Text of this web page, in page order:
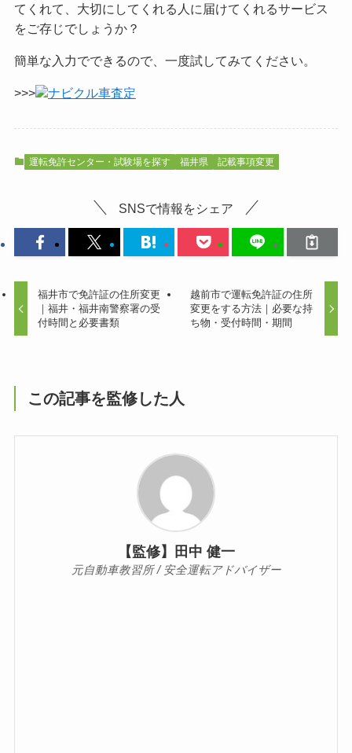
てくれて、大切にしてくれる人に届けてくれるサービス
をご存じでしょうか？
簡単な入力でできるので、一度試してみてください。
>>> ナビクル車査定
運転免許センター・試験場を探す 福井県 記載事項変更
SNSで情報をシェア
福井市で免許証の住所変更
｜福井・福井南警察署の受
付時間と必要書類
越前市で運転免許証の住所
変更をする方法｜必要な持
ち物・受付時間・期間
この記事を監修した人
【監修】田中 健一
元自動車教習所 / 安全運転アドバイザー